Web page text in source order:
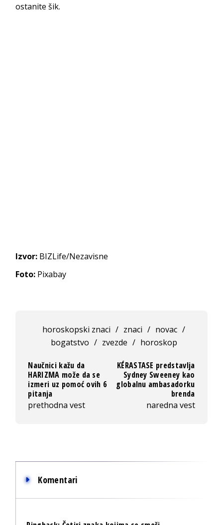
ostanite šik.
Izvor: BIZLife/Nezavisne
Foto: Pixabay
horoskopski znaci / znaci / novac /
bogatstvo / zvezde / horoskop
Naučnici kažu da
HARIZMA može da se
izmeri uz pomoć ovih 6
pitanja
prethodna vest
KÉRASTASE predstavlja
Sydney Sweeney kao
globalnu ambasadorku
brenda
naredna vest
Komentari